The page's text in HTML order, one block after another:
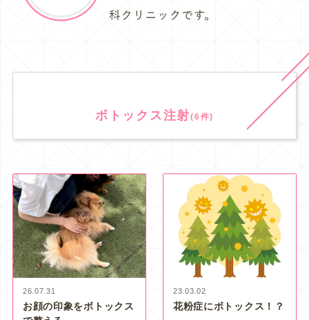
ボトックス注射(6件)
26.07.31
お顔の印象をボトックス
23.03.02
花粉症にボトックス！？